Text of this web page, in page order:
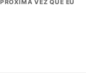
VEZ QUE EU